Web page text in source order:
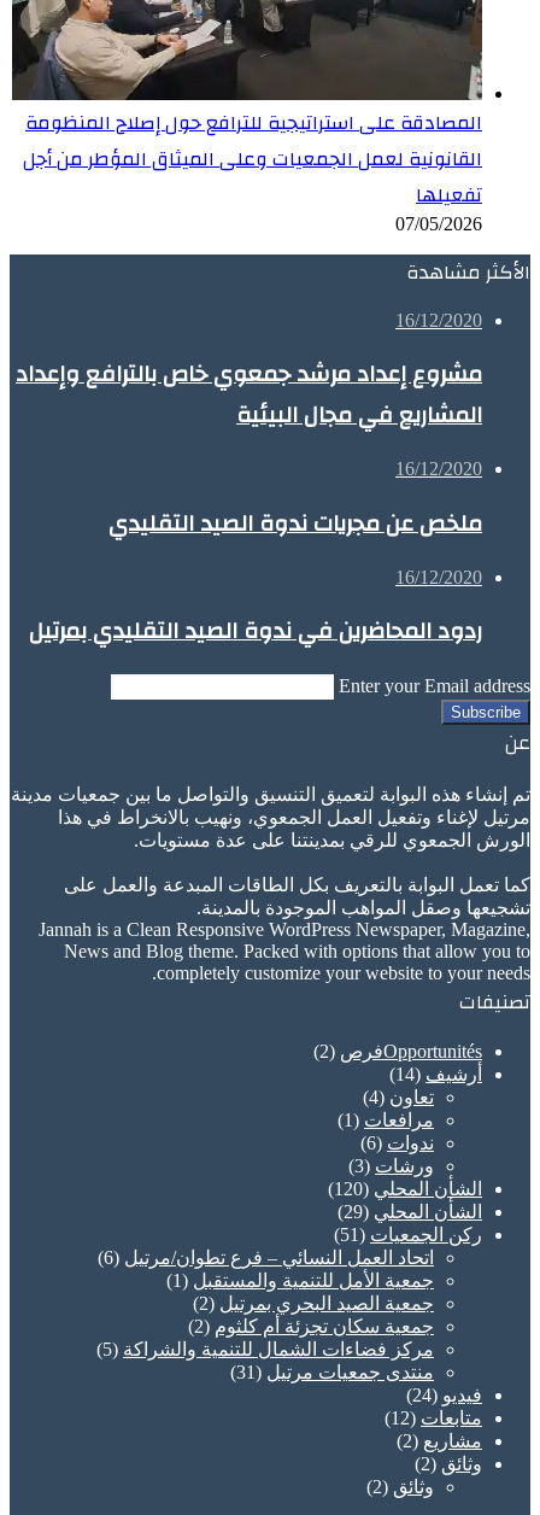
المصادقة على استراتيجية للترافع حول إصلاح المنظومة
القانونية لعمل الجمعيات وعلى الميثاق المؤطر من أجل
تفعيلها
07/05/2026
الأكثر مشاهدة
16/12/2020
مشروع إعداد مرشد جمعوي خاص بالترافع وإعداد
المشاريع في مجال البيئية
16/12/2020
ملخص عن مجريات ندوة الصيد التقليدي
16/12/2020
ردود المحاضرين في ندوة الصيد التقليدي بمرتيل
Enter your Email address
عن
تم إنشاء هذه البوابة لتعميق التنسيق والتواصل ما بين جمعيات مدينة
مرتيل لإغناء وتفعيل العمل الجمعوي، ونهيب بالانخراط في هذا
الورش الجمعوي للرقي بمدينتنا على عدة مستويات.
كما تعمل البوابة بالتعريف بكل الطاقات المبدعة والعمل على
تشجيعها وصقل المواهب الموجودة بالمدينة.
Jannah is a Clean Responsive WordPress Newspaper, Magazine,
News and Blog theme. Packed with options that allow you to
completely customize your website to your needs.
تصنيفات
Opportunitésفرص
(2)
أرشيف (14)
تعاون (4)
مرافعات (1)
ندوات (6)
ورشات (3)
الشأن المحلي (120)
الشأن المحلي (29)
ركن الجمعيات (51)
اتحاد العمل النسائي – فرع تطوان/مرتيل (6)
جمعية الأمل للتنمية والمستقبل (1)
جمعية الصيد البحري بمرتيل (2)
جمعية سكان تجزئة أم كلثوم (2)
مركز فضاءات الشمال للتنمية والشراكة (5)
منتدى جمعيات مرتيل (31)
فيديو (24)
متابعات (12)
مشاريع (2)
وثائق (2)
وثائق (2)